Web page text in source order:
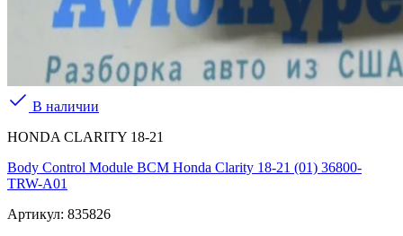
В наличии
HONDA CLARITY 18-21
Body Control Module BCM Honda Clarity 18-21 (01) 36800-
TRW-A01
Артикул: 835826